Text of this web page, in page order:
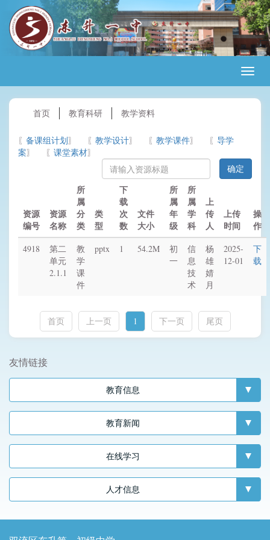
首页 教育科研 教学资料
备课组计划 教学设计 教学课件
导学
案
课堂素材
资源
编号
资源
名称
所
属
分
类
类
型
下
载
次
数
文件
大小
所
属
年
级
所
属
学
科
上
传
人
上传
时间
操
作
4918
第二
单元
2.1.1
教
学
课
件
pptx 1 54.2M
初
一
信
息
技
术
杨
雄
婧
月
2025-
12-01
下
载
首页 上一页 1 下一页 尾页
友情链接
教育信息
教育新闻
在线学习
人才信息